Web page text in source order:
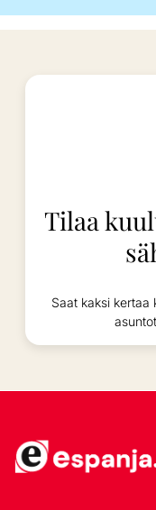
Tilaa
Saat kaksi kertaa